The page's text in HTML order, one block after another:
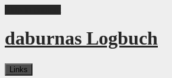
daburnas Logbuch
Links